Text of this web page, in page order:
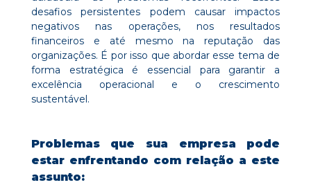
desafios persistentes podem causar impactos
negativos nas operações, nos resultados
financeiros e até mesmo na reputação das
organizações. É por isso que abordar esse tema de
forma estratégica é essencial para garantir a
excelência operacional e o crescimento
sustentável.
Problemas que sua empresa pode
estar enfrentando com relação a este
assunto: